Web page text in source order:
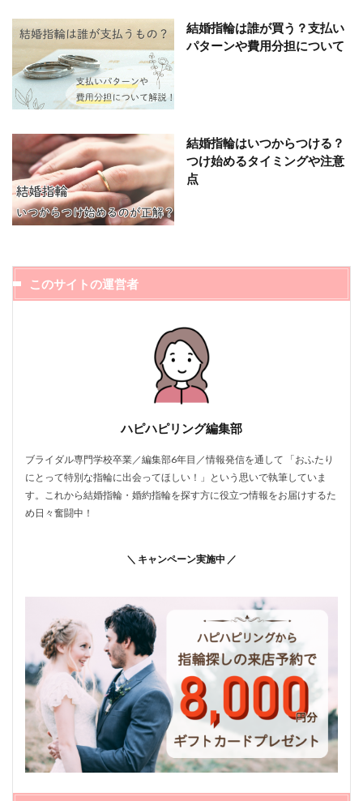
結婚指輪は誰が買う？支払い
パターンや費用分担について
結婚指輪はいつからつける？
つけ始めるタイミングや注意
点
このサイトの運営者
ハピハピリング編集部
ブライダル専門学校卒業／編集部6年目／情報発信を通して 「おふたり
にとって特別な指輪に出会ってほしい！」という思いで執筆していま
す。これから結婚指輪・婚約指輪を探す方に役立つ情報をお届けするた
め日々奮闘中！
＼ キャンペーン実施中 ／